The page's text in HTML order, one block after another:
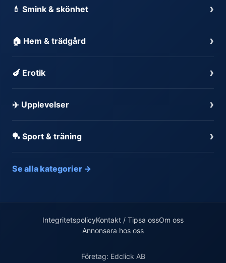
💄 Smink & skönhet ›
🏠 Hem & trädgård ›
🍆 Erotik ›
✈️ Upplevelser ›
🏓 Sport & träning ›
Se alla kategorier →
IntegritetspolicyKontakt / Tipsa ossOm oss
Annonsera hos oss
Företag: Edclick AB